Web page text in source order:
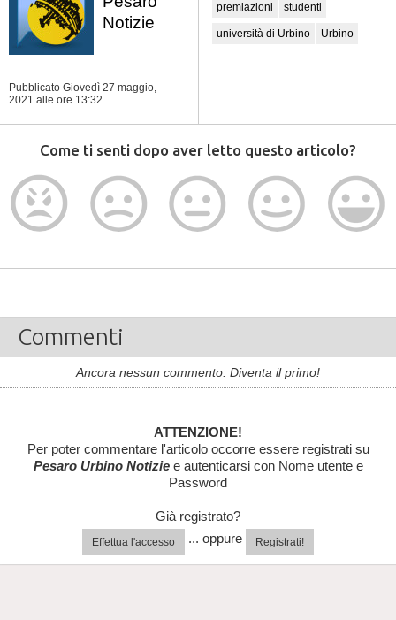
Notizie
Pubblicato Giovedì 27 maggio,
2021 alle ore 13:32
premiazioni studenti
università di Urbino Urbino
Come ti senti dopo aver letto questo articolo?
Commenti
Ancora nessun commento. Diventa il primo!
ATTENZIONE!
Per poter commentare l'articolo occorre essere registrati su
Pesaro Urbino Notiziee autenticarsi con Nome utente e
Password
Già registrato?
Effettua l'accesso ... oppure Registrati!